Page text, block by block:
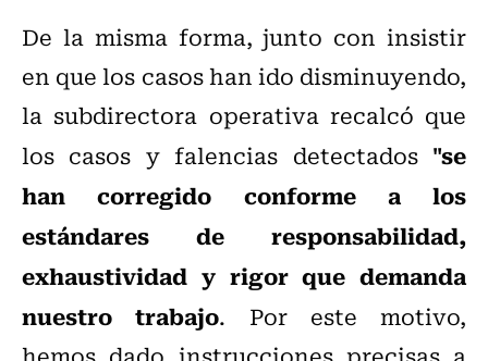
De la misma forma, junto con insistir
en que los casos han ido disminuyendo,
la subdirectora operativa recalcó que
los casos y falencias detectados "se
han corregido conforme a los
estándares de responsabilidad,
exhaustividad y rigor que demanda
nuestro trabajo. Por este motivo,